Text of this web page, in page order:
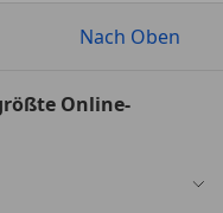
Nach Oben
Online-